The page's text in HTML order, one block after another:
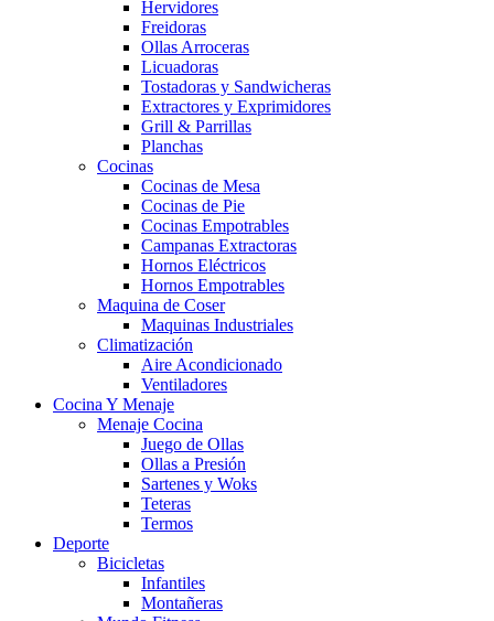
Hervidores
Freidoras
Ollas Arroceras
Licuadoras
Tostadoras y Sandwicheras
Extractores y Exprimidores
Grill & Parrillas
Planchas
Cocinas
Cocinas de Mesa
Cocinas de Pie
Cocinas Empotrables
Campanas Extractoras
Hornos Eléctricos
Hornos Empotrables
Maquina de Coser
Maquinas Industriales
Climatización
Aire Acondicionado
Ventiladores
Cocina Y Menaje
Menaje Cocina
Juego de Ollas
Ollas a Presión
Sartenes y Woks
Teteras
Termos
Deporte
Bicicletas
Infantiles
Montañeras